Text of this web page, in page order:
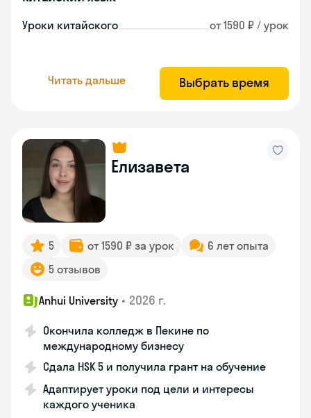
Уроки китайского от 1590 ₽ / урок
Читать дальше Выбрать время
Елизавета
5 от 1590 ₽ за урок
6 лет опыта
5 отзывов
Anhui University • 2026 г.
Окончила колледж в Пекине по
международному бизнесу
Сдала HSK 5 и получила грант на обучение
Адаптирует уроки под цели и интересы
каждого ученика